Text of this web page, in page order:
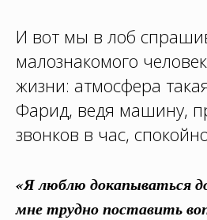
И вот мы в лоб
малознакомого
жизни: атмосфера
Фарид, ведя машину,
звонков в час,
«Я люблю докапываться
мне трудно поставить